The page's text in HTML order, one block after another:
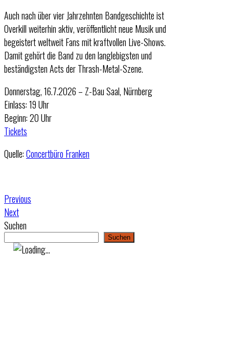
Auch nach über vier Jahrzehnten Bandgeschichte ist
Overkill weiterhin aktiv, veröffentlicht neue Musik und
begeistert weltweit Fans mit kraftvollen Live-Shows.
Damit gehört die Band zu den langlebigsten und
beständigsten Acts der Thrash-Metal-Szene.
Donnerstag, 16.7.2026 – Z-Bau Saal, Nürnberg
Einlass: 19 Uhr
Beginn: 20 Uhr
Tickets
Quelle:Concertbüro Franken
Previous
Next
Suchen
Suchen